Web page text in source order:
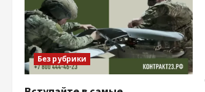
я
п
о Без рубрики